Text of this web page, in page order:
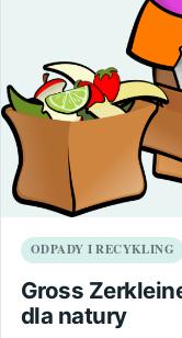
ODPADY I RECYKLING
Gross
dla natury